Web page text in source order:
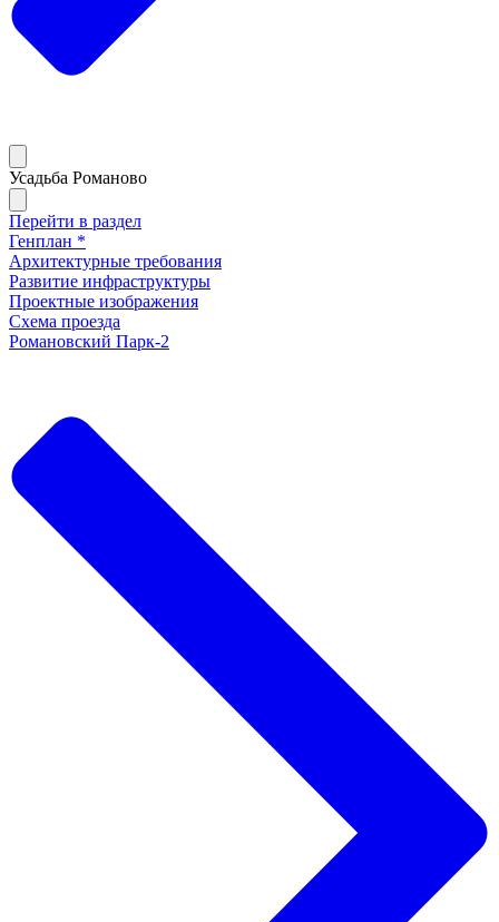
Усадьба Романово
Перейти в раздел
Генплан *
Архитектурные требования
Развитие инфраструктуры
Проектные изображения
Схема проезда
Романовский Парк-2